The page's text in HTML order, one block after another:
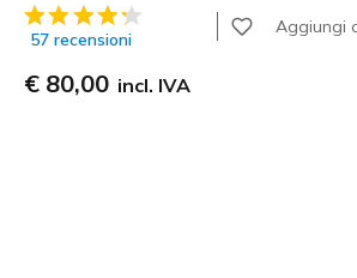
Valutazione cliente 4,8 su 5
57 recensioni
Aggiungi
€ 80,00 incl. IVA